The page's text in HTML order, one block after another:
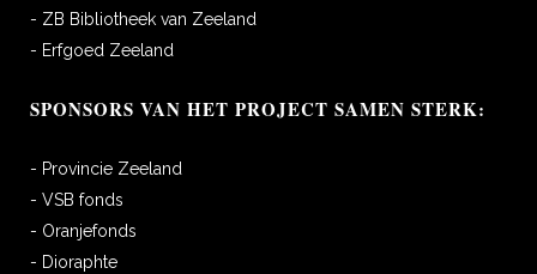
- ZB Bibliotheek van Zeeland
- Erfgoed Zeeland
SPONSORS VAN HET PROJECT SAMEN STERK:
- Provincie Zeeland
- VSB fonds
- Oranjefonds
- Dioraphte